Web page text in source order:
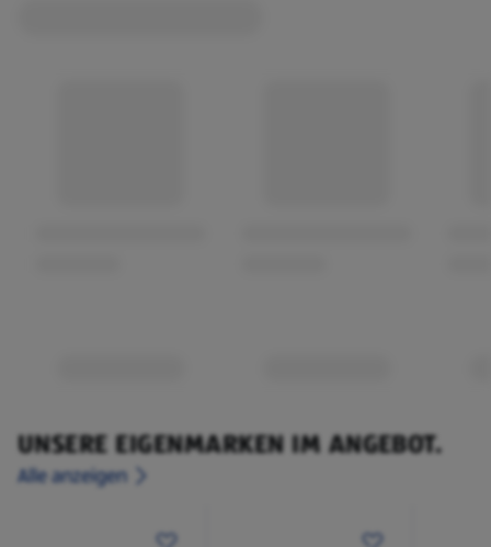
UNSERE EIGENMARKEN IM ANGEBOT.
Alle anzeigen